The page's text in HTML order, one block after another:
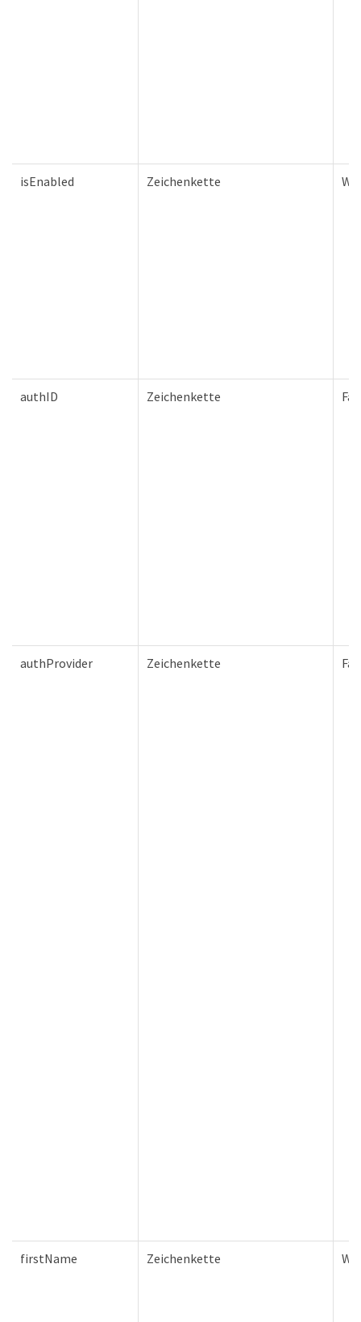
isEnabled Zeichenkette
authID Zeichenkette
authProvider Zeichenkette
firstName Zeichenkette